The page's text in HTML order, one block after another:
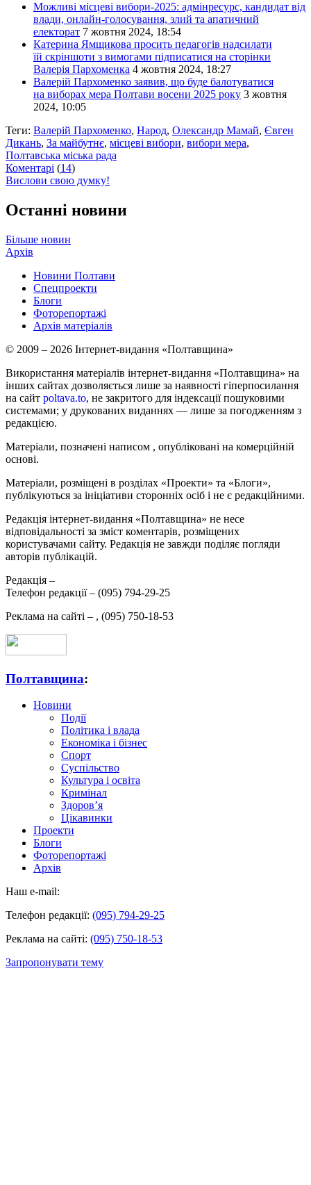
Можливі місцеві вибори-2025: адмінресурс, кандидат від
влади, онлайн-голосування, злий та апатичний
електорат 7 жовтня 2024, 18:54
Катерина Ямщикова просить педагогів надсилати
їй скріншоти з вимогами підписатися на сторінки
Валерія Пархоменка 4 жовтня 2024, 18:27
Валерій Пархоменко заявив, що буде балотуватися
на виборах мера Полтави восени 2025 року 3 жовтня
2024, 10:05
Теги: Валерій Пархоменко, Народ, Олександр Мамай, Євген
Дикань, За майбутнє, місцеві вибори, вибори мера,
Полтавська міська рада
Коментарі (14)
Вислови свою думку!
Останні новини
Більше новин
Архів
Новини Полтави
Спецпроекти
Блоги
Фоторепортажі
Архів матеріалів
© 2009 – 2026 Інтернет-видання «Полтавщина»
Використання матеріалів інтернет-видання «Полтавщина» на
інших сайтах дозволяється лише за наявності гіперпосилання
на сайт poltava.to, не закритого для індексації пошуковими
системами; у друкованих виданнях — лише за погодженням з
редакцією.
Матеріали, позначені написом , опубліковані на комерційній
основі.
Матеріали, розміщені в розділах «Проекти» та «Блоги»,
публікуються за ініціативи сторонніх осіб і не є редакційними.
Редакція інтернет-видання «Полтавщина» не несе
відповідальності за зміст коментарів, розміщених
користувачами сайту. Редакція не завжди поділяє погляди
авторів публікацій.
Редакція –
Телефон редакції – (095) 794-29-25
Реклама на сайті – , (095) 750-18-53
Полтавщина:
Новини
Події
Політика і влада
Економіка і бізнес
Спорт
Суспільство
Культура і освіта
Кримінал
Здоров’я
Цікавинки
Проекти
Блоги
Фоторепортажі
Архів
Наш e-mail:
Телефон редакції: (095) 794-29-25
Реклама на сайті: (095) 750-18-53
Запропонувати тему